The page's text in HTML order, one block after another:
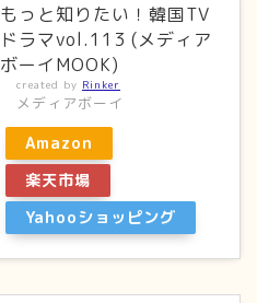
もっと知りたい！韓国TV
ドラマvol.113 (メディア
ボーイMOOK)
created by Rinker
メディアボーイ
Amazon
楽天市場
Yahooショッピング